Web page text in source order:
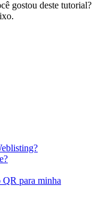
gostou deste tutorial?
para minha